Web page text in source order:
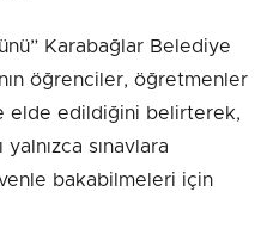
Karabağlar Belediye
öğrenciler, öğretmenler
elde edildiğini belirterek,
yalnızca sınavlara
bakabilmeleri için